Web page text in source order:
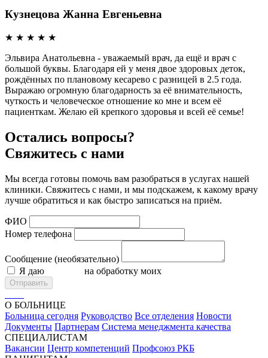
Кузнецова Жанна Евгеньевна
★ ★ ★ ★ ★
Эльвира Анатольевна - уважаемый врач, да ещё и врач с
большой буквы. Благодаря ей у меня двое здоровых деток,
рождённых по плановому кесарево с разницей в 2.5 года.
Выражаю огромную благодарность за её внимательность,
чуткость и человеческое отношение ко мне и всем её
пациенткам. Желаю ей крепкого здоровья и всей её семье!
Остались вопросы?
Свяжитесь с нами
Мы всегда готовы помочь вам разобраться в услугах нашей
клиники. Свяжитесь с нами, и мы подскажем, к какому врачу
лучше обратиться и как быстро записаться на приём.
ФИО
Номер телефона
Сообщение (необязательно)
Я даю
на обработку моих
Отправить
О БОЛЬНИЦЕ
Больница сегодня Руководство Все отделения Новости
Документы Партнерам Система менеджмента качества
СПЕЦИАЛИСТАМ
Вакансии Центр компетенций Профсоюз РКБ